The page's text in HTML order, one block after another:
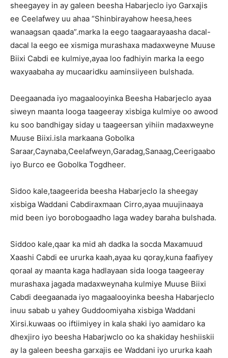
sheegayey in ay galeen beesha Habarjeclo iyo Garxajis
ee Ceelafwey uu ahaa “Shinbirayahow heesa,hees
wanaagsan qaada”.marka la eego taagaarayaasha dacal-
dacal la eego ee xismiga murashaxa madaxweyne Muuse
Biixi Cabdi ee kulmiye,ayaa loo fadhiyin marka la eego
waxyaabaha ay mucaaridku aaminsiiyeen bulshada.
Deegaanada iyo magaalooyinka Beesha Habarjeclo ayaa
siweyn maanta looga taageeray xisbiga kulmiye oo awood
ku soo bandhigay siday u taageersan yihiin madaxweyne
Muuse Biixi.isla markaana Gobolka
Saraar,Caynaba,Ceelafweyn,Garadag,Sanaag,Ceerigaabo
iyo Burco ee Gobolka Togdheer.
Sidoo kale,taageerida beesha Habarjeclo la sheegay
xisbiga Waddani Cabdiraxmaan Cirro,ayaa muujinaaya
mid been iyo borobogaadho laga wadey baraha bulshada.
Siddoo kale,qaar ka mid ah dadka la socda Maxamuud
Xaashi Cabdi ee ururka kaah,ayaa ku qoray,kuna faafiyey
qoraal ay maanta kaga hadlayaan sida looga taageeray
murashaxa jagada madaxweynaha kulmiye Muuse Biixi
Cabdi deegaanada iyo magaalooyinka beesha Habarjeclo
inuu sabab u yahey Guddoomiyaha xisbiga Waddani
Xirsi.kuwaas oo iftiimiyey in kala shaki iyo aamidaro ka
dhexjiro iyo beesha Habarjwclo oo ka shakiday heshiiskii
ay la galeen beesha garxajis ee Waddani iyo ururka kaah